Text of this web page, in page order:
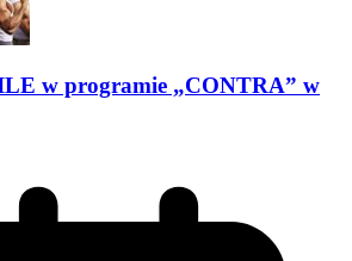
w programie „CONTRA” w